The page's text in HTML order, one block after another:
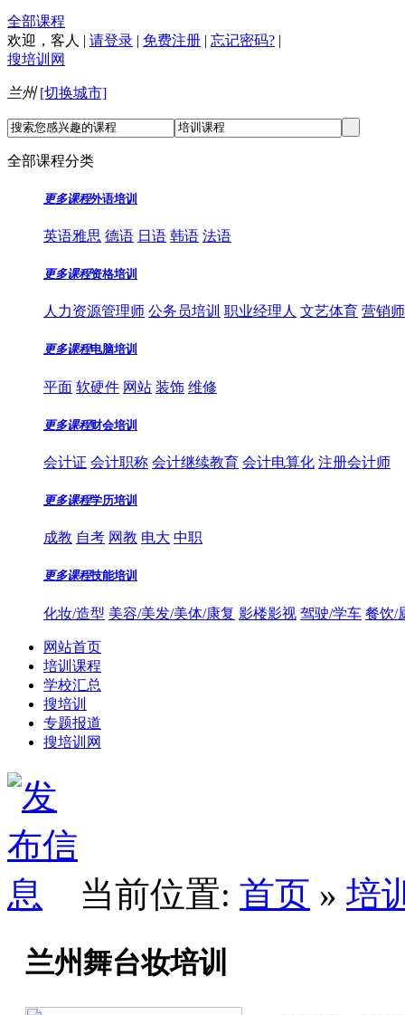
全部课程
欢迎， 客人 | 请登录 | 免费注册 | 忘记密码? |
搜培训网
兰州 [切换城市]
全部课程分类
更多课程外语培训
英语雅思 德语 日语 韩语 法语
更多课程资格培训
人力资源管理师 公务员培训 职业经理人 文艺体育 营销
更多课程电脑培训
平面 软硬件 网站 装饰 维修
更多课程财会培训
会计证 会计职称 会计继续教育 会计电算化 注册会计师
更多课程学历培训
成教 自考 网教 电大 中职
更多课程技能培训
化妆/造型 美容/美发/美体/康复 影楼影视 驾驶/学车 餐饮/
网站首页
培训课程
学校汇总
搜培训
专题报道
搜培训网
当前位置: 首页 » 培
兰州舞台妆培训